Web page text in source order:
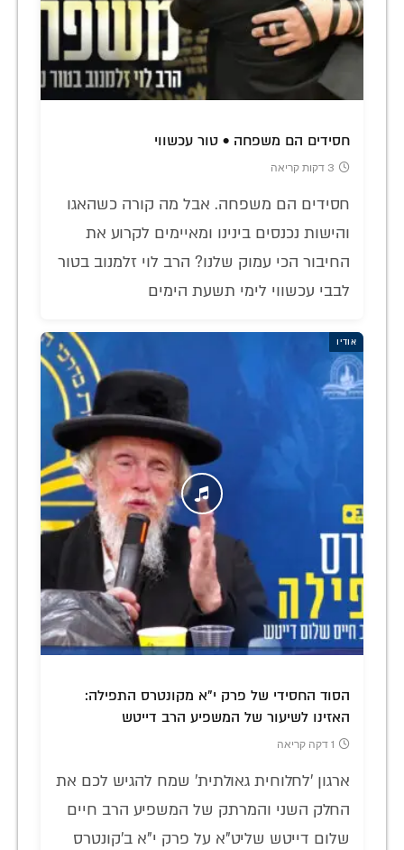
חסידים הם משפחה • טור עכשווי
3 דקות קריאה
חסידים הם משפחה. אבל מה קורה כשהאגו
והישות נכנסים בינינו ומאיימים לקרוע את
החיבור הכי עמוק שלנו? הרב לוי זלמנוב בטור
לבבי עכשווי לימי תשעת הימים
אודיו
הסוד החסידי של פרק י"א מקונטרס התפילה:
האזינו לשיעור של המשפיע הרב דייטש
1 דקה קריאה
ארגון 'לחלוחית גאולתית' שמח להגיש לכם את
החלק השני והמרתק של המשפיע הרב חיים
שלום דייטש שליט"א על פרק י"א ב'קונטרס